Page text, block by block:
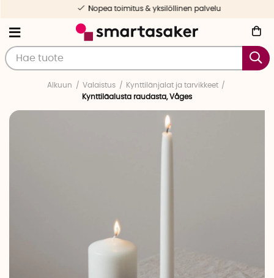
Nopea toimitus & yksilöllinen palvelu
Alkuun Valaistus
Kynttilänjalat ja tarvikkeet
Kynttiläalusta raudasta, Våges